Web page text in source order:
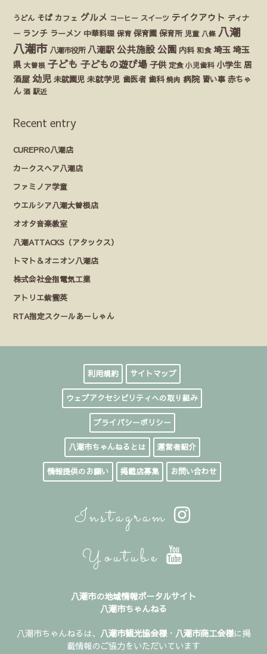
うどん そば カフェ グルメ コーヒー スイーツ テイクアウト ディナ
ー ランチ ラーメン 中華料理 保育 保育園 保育所 児童 八條 八潮
八潮市 八潮市役所 八潮駅 公共施設 公園 内科 和食 埼玉 埼玉
県 大曽根 子ども 子どもの遊び場 子供 定食 小児歯科 小学生 居
酒屋 幼児 未就園児 未就学児 歯医者 歯科 焼肉 病院 習い事 赤ちゃ
ん 酒 駅近
Recent entry
CUREPRO八潮店
カークスヘア八潮店
ファミノア学童
ウエルシア八潮大曽根店
オオタ音楽教室
八潮ATTACKS（アタックス）
トマト＆オニオン八潮店
株式会社金指電気工業
アトリエ紫雲英
RTA指定スクールあーしゃん
利用規約 サイトマップ
ウェブアクセシビリティへの取り組み
プライバシーポリシー
八潮市ちゃんねるとは 運営者紹介
情報提供のお願い 掲載店募集 お問い合わせ
Instagram
Youtube
八潮市の地域情報ポータルサイト
八潮市ちゃんねる
八潮市ちゃんねるは、 八潮市観光協会様・ 八潮市商工会様に掲
載情報のご協力をいただいています